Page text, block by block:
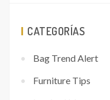
CATEGORÍAS
Bag Trend Alert
Furniture Tips